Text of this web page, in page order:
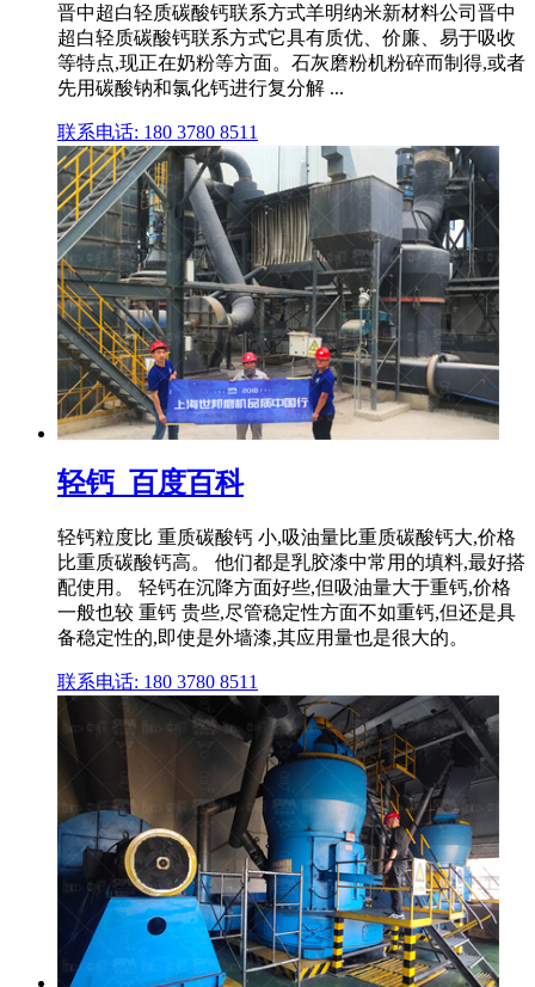
晋中超白轻质碳酸钙联系方式羊明纳米新材料公司晋中
超白轻质碳酸钙联系方式它具有质优、价廉、易于吸收
等特点,现正在奶粉等方面。石灰磨粉机粉碎而制得,或者
先用碳酸钠和氯化钙进行复分解 ...
联系电话: 180 3780 8511
轻钙_百度百科
轻钙粒度比 重质碳酸钙 小,吸油量比重质碳酸钙大,价格
比重质碳酸钙高。 他们都是乳胶漆中常用的填料,最好搭
配使用。 轻钙在沉降方面好些,但吸油量大于重钙,价格
一般也较 重钙 贵些,尽管稳定性方面不如重钙,但还是具
备稳定性的,即使是外墙漆,其应用量也是很大的。
联系电话: 180 3780 8511